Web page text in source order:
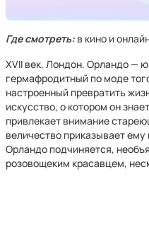
Где смотреть: в кино и
XVII век, Лондон. Орландо —
гермафродитный по моде
настроенный превратить
искусство, о котором он
привлекает внимание
величество приказывает ему
Орландо подчиняется,
розовощеким красавцем,